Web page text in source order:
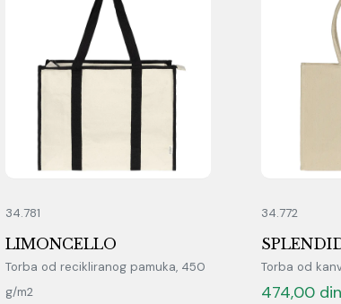
34.781
LIMONCELLO
Torba od recikliranog pamuka, 450
g/m2
34.772
Torba od
474,00